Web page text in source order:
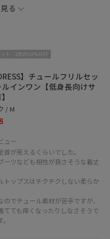
でしたらこのくらいカジ
雰囲気は問題なさそうな
けたら、ぜひお気に入り
す♪
ーディネートを載せてま
る
ト 2BUY10%OFF
】チュールフリルセッ
ルインワン【低身長向けサ
/ M
ュー
首が見えるくらいでした。
ーツなども相性が良さそうな着丈
トップスはチクチクしない柔らか
のでチュール素材が苦手ですが、
てても痒くなったりしなさそうで